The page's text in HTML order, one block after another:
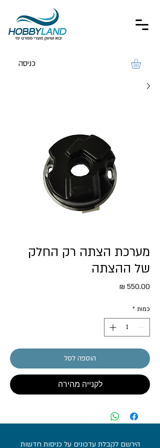
כניסה
מערכת הצתה רק החלק
של ההצתה
כמות *
הוספה לסל
לקנייה מהירה
הירשם לקבלת עדכונים על כניסות חדשות